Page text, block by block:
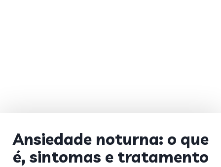
Ansiedade noturna: o que
é, sintomas e tratamento